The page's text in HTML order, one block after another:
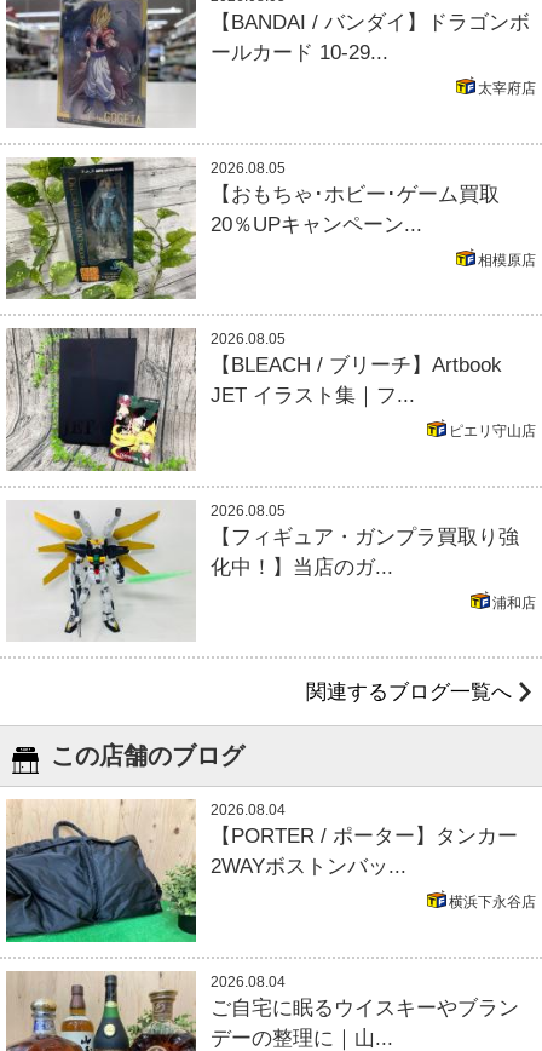
【BANDAI / バンダイ】ドラゴンボ
ールカード 10-29...
太宰府店
2026.08.05
【おもちゃ･ホビー･ゲーム買取
20％UPキャンペーン...
相模原店
2026.08.05
【BLEACH / ブリーチ】Artbook
JET イラスト集｜フ...
ピエリ守山店
2026.08.05
【フィギュア・ガンプラ買取り強
化中！】当店のガ...
浦和店
関連するブログ一覧へ
この店舗のブログ
2026.08.04
【PORTER / ポーター】タンカー
2WAYボストンバッ...
横浜下永谷店
2026.08.04
ご自宅に眠るウイスキーやブラン
デーの整理に｜山...